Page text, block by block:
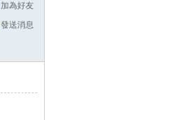
加為好友
發送消息